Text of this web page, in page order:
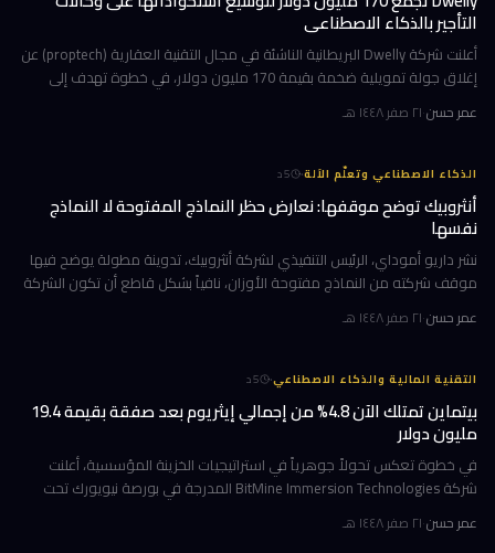
التأجير بالذكاء الاصطناعي
أعلنت شركة Dwelly البريطانية الناشئة في مجال التقنية العقارية (proptech) عن
إغلاق جولة تمويلية ضخمة بقيمة 170 مليون دولار، في خطوة تهدف إلى
عمر حسن·٢١ صفر ١٤٤٨ هـ
الذكاء الاصطناعي وتعلّم الآلة·
5د
أنثروبيك توضح موقفها: نعارض حظر النماذج المفتوحة لا النماذج
نفسها
نشر داريو أموداي، الرئيس التنفيذي لشركة أنثروبيك، تدوينة مطولة يوضح فيها
موقف شركته من النماذج مفتوحة الأوزان، نافياً بشكل قاطع أن تكون الشركة
عمر حسن·٢١ صفر ١٤٤٨ هـ
التقنية المالية والذكاء الاصطناعي·
5د
بيتماين تمتلك الآن 4.8% من إجمالي إيثريوم بعد صفقة بقيمة 19.4
مليون دولار
في خطوة تعكس تحولاً جوهرياً في استراتيجيات الخزينة المؤسسية، أعلنت
شركة BitMine Immersion Technologies المدرجة في بورصة نيويورك تحت
عمر حسن·٢١ صفر ١٤٤٨ هـ